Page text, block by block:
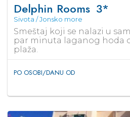
Delphin Rooms 3*
Sivota / Jonsko more
Smeštaj koji se nalazi u
par minuta laganog hoda
plaža.
PO OSOBI/DANU OD